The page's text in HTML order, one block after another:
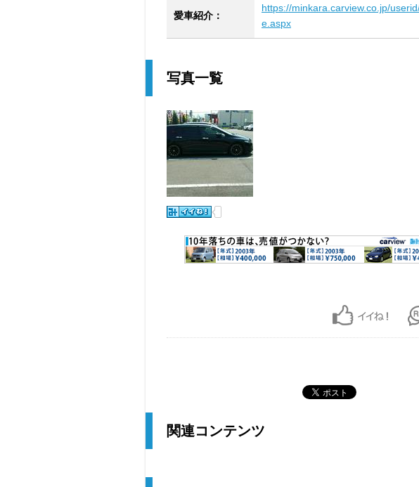
愛車紹介：
https://minkara.carview.co.jp/
e.aspx
写真一覧
関連コンテンツ